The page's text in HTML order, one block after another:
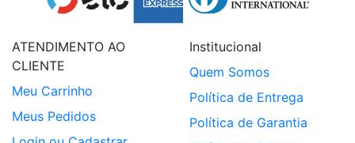
ATENDIMENTO AO
CLIENTE
Meu Carrinho
Meus Pedidos
Institucional
Quem Somos
Política de Entrega
Política de Garantia